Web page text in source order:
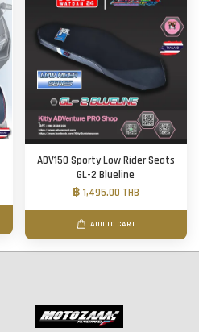
ADV150 Sporty Low Rider Seats
GL-2 Blueline
฿ 1,495.00 THB
ADD TO CART